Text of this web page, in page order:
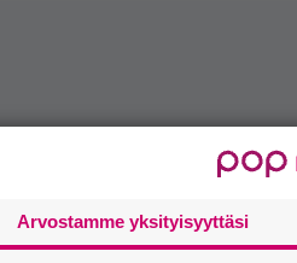
Arvostamme yksityisyyttäsi